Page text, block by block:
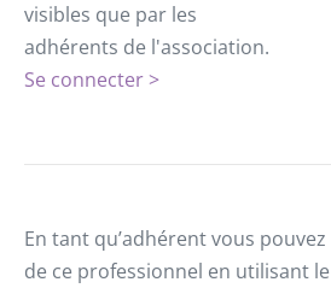
visibles que par les
adhérents de l'association.
Se connecter >
En tant qu’adhérent vous
de ce professionnel en utilisant